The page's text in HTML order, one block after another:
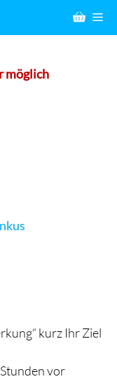
möglich
kurz Ihr Ziel
vor